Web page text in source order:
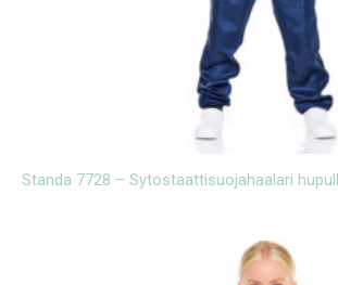
Standa 7728 – Sytostaattisuojahaalari